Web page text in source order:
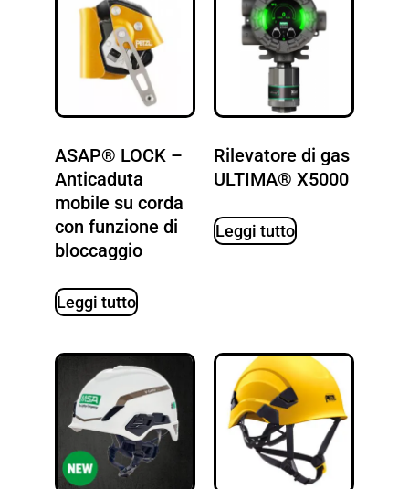
ASAP® LOCK –
Anticaduta
mobile su corda
con funzione di
bloccaggio
Leggi tutto
Rilevatore di gas
ULTIMA® X5000
Leggi tutto